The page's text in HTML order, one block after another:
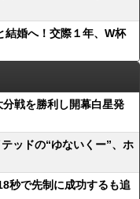
結婚へ！交際１年、W杯
分戦を勝利し開幕白星発
ッドの“ゆないくー”、ホ
秒で先制に成功するも追